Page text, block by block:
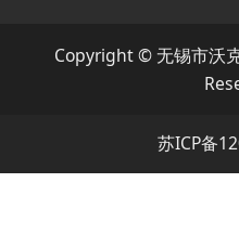
Copyright © 无锡市沃
苏ICP备